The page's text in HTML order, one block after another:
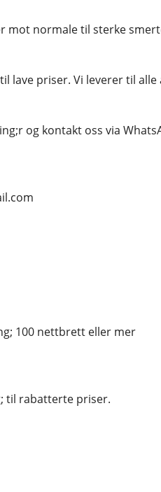
mot normale til sterke
lave priser. Vi leverer til
og kontakt oss via
100 nettbrett eller mer
til rabatterte priser.